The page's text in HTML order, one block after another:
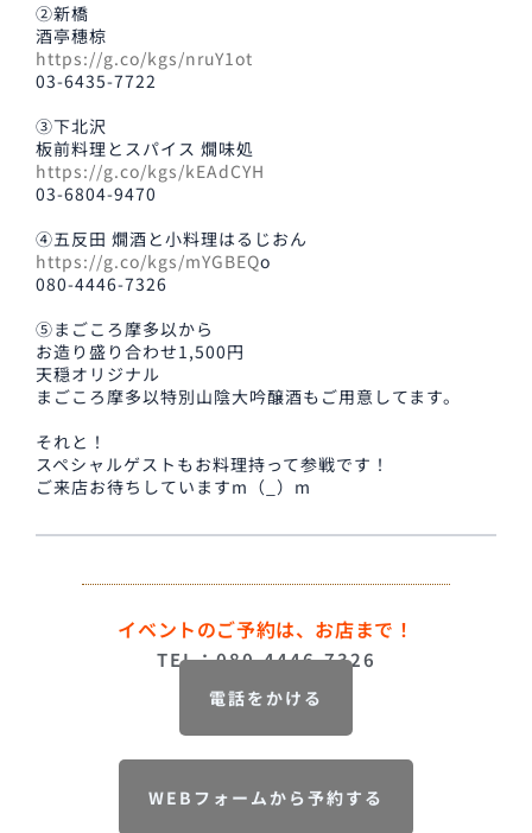
②新橋
酒亭穗椋
https://g.co/kgs/nruY1ot
03-6435-7722
③下北沢
板前料理とスパイス 燗味処
https://g.co/kgs/kEAdCYH
03-6804-9470
④五反田 燗酒と小料理はるじおん
https://g.co/kgs/mYGBEQo
080-4446-7326
⑤まごころ摩多以から
お造り盛り合わせ1,500円
天穏オリジナル
まごころ摩多以特別山陰大吟醸酒もご用意してます。
それと！
スペシャルゲストもお料理持って参戦です！
ご来店お待ちしていますm（_）m
イベントのご予約は、お店まで！
TEL：080-4446-7326
電話をかける
WEBフォームから予約する